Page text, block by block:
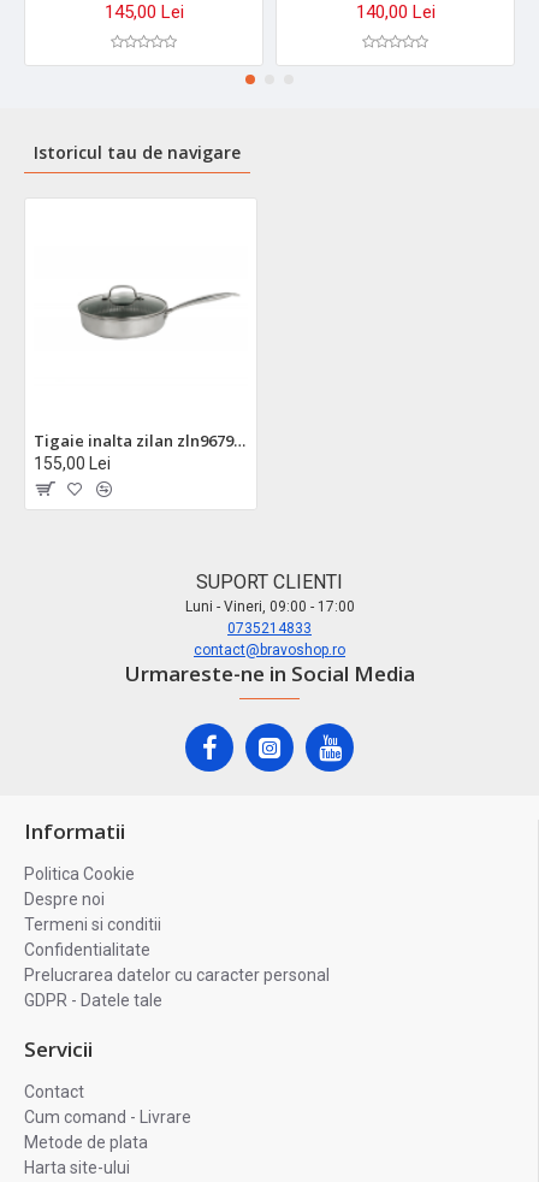
145,00 Lei 140,00 Lei
Istoricul tau de navigare
Tigaie inalta zilan zln9679 triply inox 26cm cu capac - tehnologie antiaderenta premium
155,00 Lei
SUPORT CLIENTI
Luni - Vineri, 09:00 - 17:00
0735214833
contact@bravoshop.ro
Urmareste-ne in Social Media
Informatii
Politica Cookie
Despre noi
Termeni si conditii
Confidentialitate
Prelucrarea datelor cu caracter personal
GDPR - Datele tale
Servicii
Contact
Cum comand - Livrare
Metode de plata
Harta site-ului